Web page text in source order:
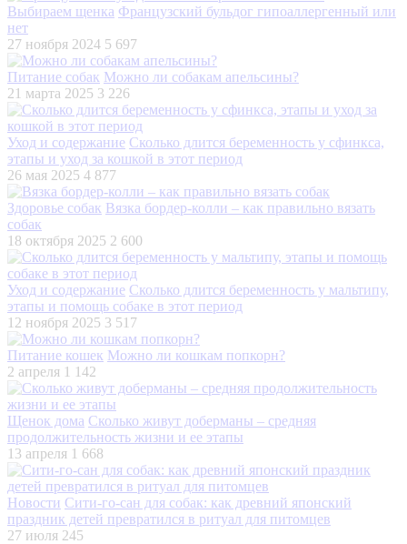
Выбираем щенка Французский бульдог гипоаллергенный или
нет
27 ноября 2024 5 697
Питание собак Можно ли собакам апельсины?
21 марта 2025 3 226
Уход и содержание Сколько длится беременность у сфинкса,
этапы и уход за кошкой в этот период
26 мая 2025 4 877
Здоровье собак Вязка бордер-колли – как правильно вязать
собак
18 октября 2025 2 600
Уход и содержание Сколько длится беременность у мальтипу,
этапы и помощь собаке в этот период
12 ноября 2025 3 517
Питание кошек Можно ли кошкам попкорн?
2 апреля 1 142
Щенок дома Сколько живут доберманы – средняя
продолжительность жизни и ее этапы
13 апреля 1 668
Новости Сити-го-сан для собак: как древний японский
праздник детей превратился в ритуал для питомцев
27 июля 245